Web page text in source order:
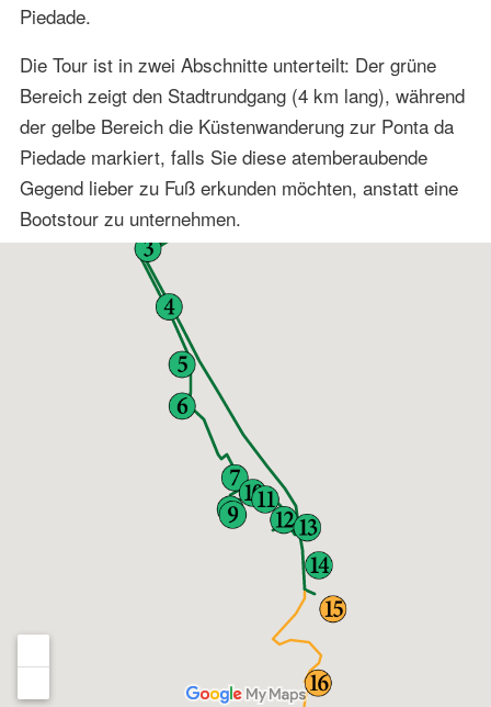
Piedade.
Die Tour ist in zwei Abschnitte unterteilt: Der grüne
Bereich zeigt den Stadtrundgang (4 km lang), während
der gelbe Bereich die Küstenwanderung zur Ponta da
Piedade markiert, falls Sie diese atemberaubende
Gegend lieber zu Fuß erkunden möchten, anstatt eine
Bootstour zu unternehmen.